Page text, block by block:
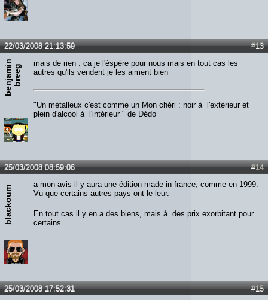
#13
22/03/2008 21:13:59
b
e
n
j
a
mi
n
b
r
e
eg
mais de rien . ca je l'éspére pour nous mais en tout cas les
autres qu'ils vendent je les aiment bien
"Un métalleux c'est comme un Mon chéri : noir à l'extérieur et
plein d'alcool à l'intérieur " de Dédo
#14
25/03/2008 08:59:06
blackoum
a mon avis il y aura une édition made in france, comme en 1999.
Vu que certains autres pays ont le leur.
En tout cas il y en a des biens, mais à des prix exorbitant pour
certains.
#15
25/03/2008 17:52:31